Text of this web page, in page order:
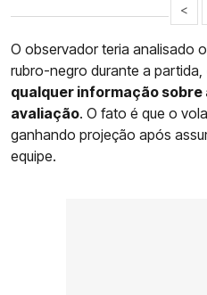
<
O observador teria analisado
rubro-negro durante a partida,
qualquer informação sobre
avaliação. O fato é que o
ganhando projeção após
equipe.